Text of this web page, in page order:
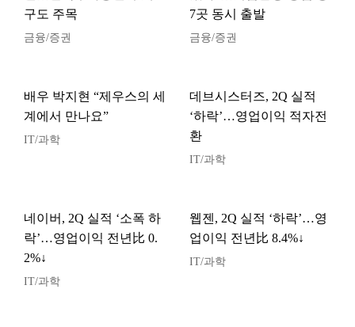
구도 주목
금융/증권
7곳 동시 출발
금융/증권
배우 박지현 “제우스의 세
계에서 만나요”
IT/과학
데브시스터즈, 2Q 실적
‘하락’…영업이익 적자전
환
IT/과학
네이버, 2Q 실적 ‘소폭 하
락’…영업이익 전년比 0.
2%↓
IT/과학
웹젠, 2Q 실적 ‘하락’…영
업이익 전년比 8.4%↓
IT/과학